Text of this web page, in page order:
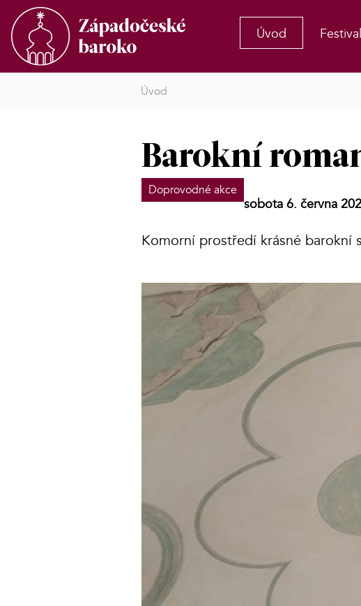
Úvod Festival
Úvod
Barokní
Doprovodné akce
sobota 6. června
Komorní prostředí krásné barokní